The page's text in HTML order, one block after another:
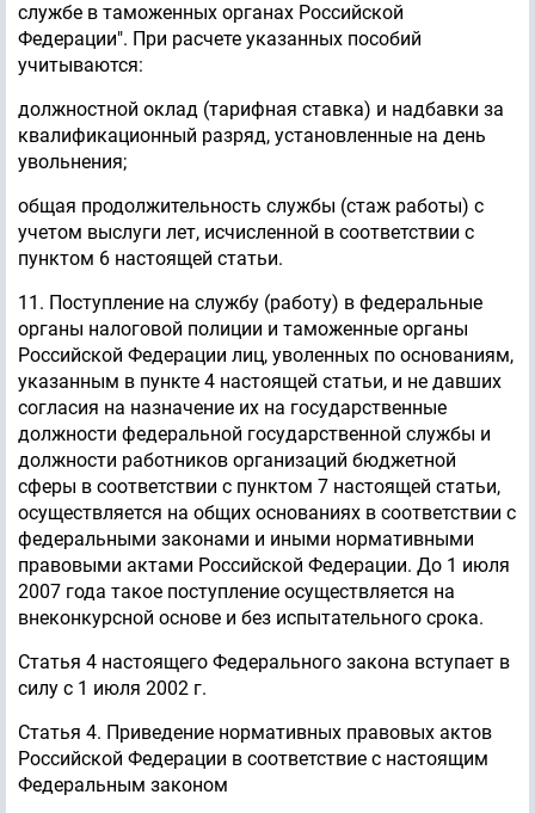
службе в таможенных органах Российской
Федерации". При расчете указанных пособий
учитываются:
должностной оклад (тарифная ставка) и надбавки за
квалификационный разряд, установленные на день
увольнения;
общая продолжительность службы (стаж работы) с
учетом выслуги лет, исчисленной в соответствии с
пунктом 6 настоящей статьи.
11. Поступление на службу (работу) в федеральные
органы налоговой полиции и таможенные органы
Российской Федерации лиц, уволенных по основаниям,
указанным в пункте 4 настоящей статьи, и не давших
согласия на назначение их на государственные
должности федеральной государственной службы и
должности работников организаций бюджетной
сферы в соответствии с пунктом 7 настоящей статьи,
осуществляется на общих основаниях в соответствии с
федеральными законами и иными нормативными
правовыми актами Российской Федерации. До 1 июля
2007 года такое поступление осуществляется на
внеконкурсной основе и без испытательного срока.
Статья 4 настоящего Федерального закона вступает в
силу с 1 июля 2002 г.
Статья 4. Приведение нормативных правовых актов
Российской Федерации в соответствие с настоящим
Федеральным законом